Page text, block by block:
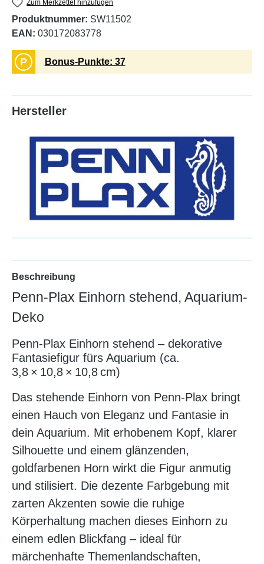
Zum Merkzettel hinzufügen
Produktnummer: SW11502
EAN: 030172083778
P Bonus-Punkte: 37
Hersteller
Beschreibung
Penn-Plax Einhorn stehend, Aquarium-
Deko
Penn‑Plax Einhorn stehend – dekorative
Fantasiefigur fürs Aquarium (ca.
3,8 × 10,8 × 10,8 cm)
Das stehende Einhorn von Penn‑Plax bringt
einen Hauch von Eleganz und Fantasie in
dein Aquarium. Mit erhobenem Kopf, klarer
Silhouette und einem glänzenden,
goldfarbenen Horn wirkt die Figur anmutig
und stilisiert. Die dezente Farbgebung mit
zarten Akzenten sowie die ruhige
Körperhaltung machen dieses Einhorn zu
einem edlen Blickfang – ideal für
märchenhafte Themenlandschaften,